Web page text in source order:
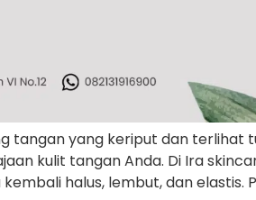
tangan yang keriput dan
kulit tangan Anda. Di Ira
halus, lembut, dan